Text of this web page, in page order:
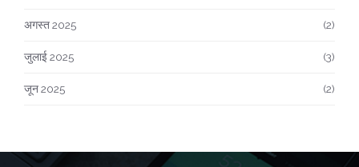
अगस्त 2025 (2)
जुलाई 2025 (3)
जून 2025 (2)